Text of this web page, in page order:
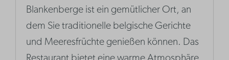
Blankenberge ist ein gemütlicher Ort, an
dem Sie traditionelle belgische Gerichte
und Meeresfrüchte genießen können. Das